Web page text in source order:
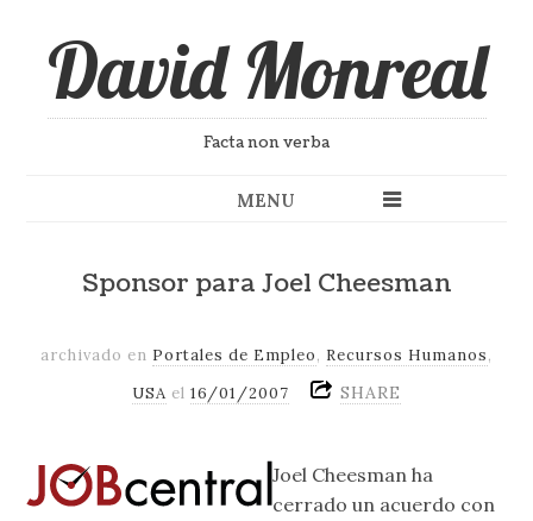
David Monreal
Facta non verba
MENU
Sponsor para Joel Cheesman
archivado en Portales de Empleo, Recursos Humanos,
USA el16/01/2007 SHARE
Joel Cheesman ha
cerrado un acuerdo con